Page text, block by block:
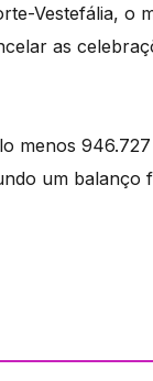
Vestefália, o
as
menos
um balanço